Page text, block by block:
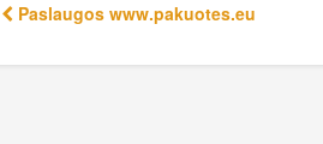
Paslaugos www.pakuotes.eu